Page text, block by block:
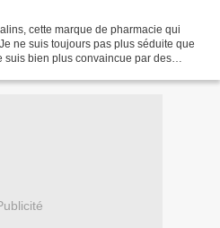
cette marque de pharmacie qui
ne suis toujours pas plus séduite que
suis bien plus convaincue par des